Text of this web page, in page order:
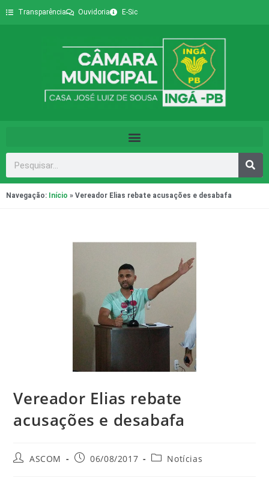
Transparência Ouvidoria E-Sic
Navegação: Início » Vereador Elias rebate acusações e desabafa
Vereador Elias rebate
acusações e desabafa
ASCOM 06/08/2017 Notícias